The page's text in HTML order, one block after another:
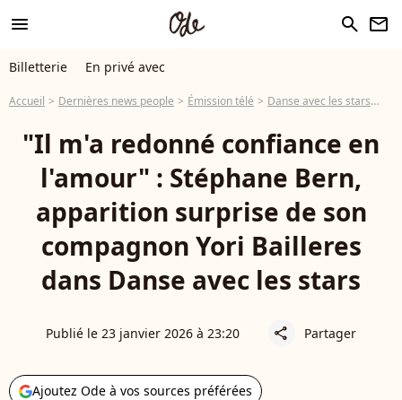
menu search newsletter
Billetterie En privé avec
Accueil Dernières news people Émission télé Danse avec les stars
"Il m'a redonné confiance en
l'amour" : Stéphane Bern,
apparition surprise de son
compagnon Yori Bailleres
dans Danse avec les stars
Publié le 23 janvier 2026 à 23:20 share Partager
Ajoutez Ode à vos sources préférées